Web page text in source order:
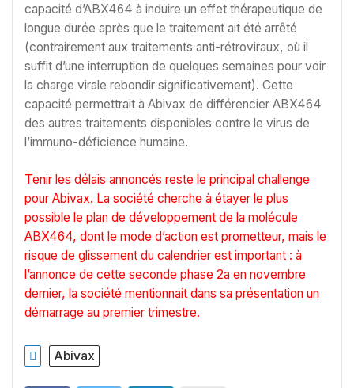
capacité d’ABX464 à induire un effet thérapeutique de
longue durée après que le traitement ait été arrêté
(contrairement aux traitements anti-rétroviraux, où il
suffit d’une interruption de quelques semaines pour voir
la charge virale rebondir significativement). Cette
capacité permettrait à Abivax de différencier ABX464
des autres traitements disponibles contre le virus de
l’immuno-déficience humaine.
Tenir les délais annoncés reste le principal challenge
pour Abivax. La société cherche à étayer le plus
possible le plan de développement de la molécule
ABX464, dont le mode d’action est prometteur, mais le
risque de glissement du calendrier est important : à
l’annonce de cette seconde phase 2a en novembre
dernier, la société mentionnait dans sa présentation un
démarrage au premier trimestre.
Abivax